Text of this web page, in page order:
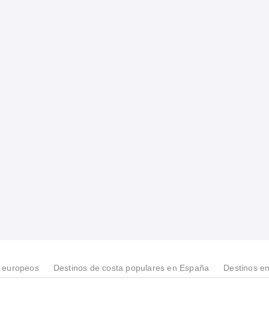
Destinos de costa populares en España Destinos